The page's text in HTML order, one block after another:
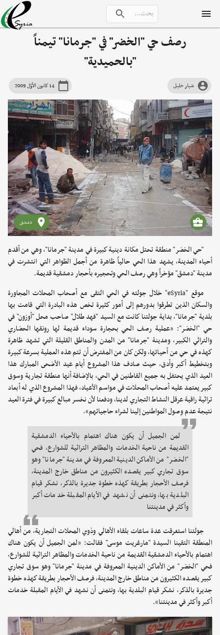
رصف حي "الخضر" في "جرمانا" تيمناً
"بالحميدية"
شيار خليل 14 كانون الأوّل 2009
دمشق
"حي الخضر" منطقة تحتل مكانة دينية كبيرة في مدينة "جرمانا"، وهي من أقدم
أحياء المدينة، يشهد هذا الحي حالياً ظاهرة من أجمل الظواهر التي انتشرت في
مدينة "دمشق" مؤخراً وهي رصف الحي وتحجيره بأحجار دمشقية قديمة.
موقع "eSyria" خلال جولته في الحي التقى مع أصحاب المحلات المجاورة
والسكان الذين تطرقوا بدورهم إلى أمور كثيرة تخص هذه البادرة التي قامت بها
بلدية "جرمانا"، بداية جولتنا كانت مع السيد "فهد طلال" صاحب محل "أوزون" في
حي "الخضر": «عملية رصف الحي بحجارة سوداء قديمة لها رونقها الحضاري
والتراثي الكبير، ومدينة "جرمانا" من المدن والمناطق القليلة التي تشهد ظاهرة
كهذه في حي من أحيائها، ولكن كان من المفترض أن تتم هذه العملية بسرعة كبيرة
وبتخطيط أكبر وأدق، حيث صادف هذا المشروع أيام عيد الأضحى المبارك هذا
العيد الذي يحتفل به جميع القاطنين في الحي، بالإضافة أنها منطقة تجارية وسوق
كبير يعتمد عليه أصحاب المحلات في مواسم الأعياد، فهذا المشروع الذي له أبعاد
تراثية راقية عرقل النشاط التجاري لدينا، ودفعنا لأن نخسر مبالغ كبيرة في فترة العيد
نتيجة عدم وصول المواطنين إلينا لشراء حاجياتهم».
لمن الجميل أن يكون هناك اهتمام بالأحياء الدمشقية
القديمة من ناحية الخدمات والمظاهر التراثية للشوارع، فحي
"الخضر" من الأماكن الدينية المعروفة في مدينة "جرمانا" وهو
سوق تجاري كبير يقصده الكثيرون من مناطق خارج المدينة،
فرصف الأحجار بطريقة كهذه خطوة جديرة بالذكر، نشكر قيام
البلدية بها، ونتمنى أن نشهد في الأيام المقبلة خدمات أكبر
وأكثر في مدينتنا
جولتنا استغرقت عدة ساعات بلقاء الأهالي وذوي المحلات التجارية، من أهالي
المنطقة التقينا السيدة "مارغريت موسى" فقالت: «لمن الجميل أن يكون هناك
اهتمام بالأحياء الدمشقية القديمة من ناحية الخدمات والمظاهر التراثية للشوارع،
فحي "الخضر" من الأماكن الدينية المعروفة في مدينة "جرمانا" وهو سوق تجاري
كبير يقصده الكثيرون من مناطق خارج المدينة، فرصف الأحجار بطريقة كهذه خطوة
جديرة بالذكر، نشكر قيام البلدية بها، ونتمنى أن نشهد في الأيام المقبلة خدمات
أكبر وأكثر في مدينتنا».